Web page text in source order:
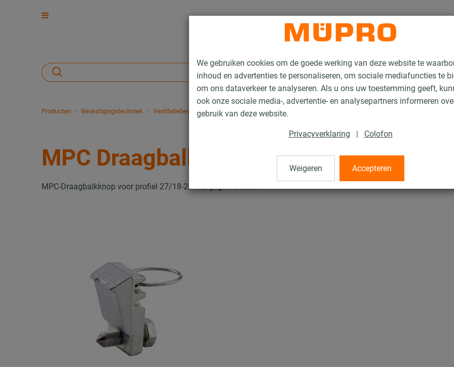
We gebruiken cookies om de goede werking van deze website te
inhoud en advertenties te personaliseren, om sociale mediafuncties te
om ons dataverkeer te analyseren. Als u ons uw toestemming geeft,
ook onze sociale media-, advertentie- en analysepartners informeren
gebruik van deze website.
Privacyverklaring | Colofon
Weigeren Accepteren
Producten Bevestigingstechniek Ventilatiebevestiging Installatierails voor luchtkanaalbevestiging
MPC Draagbalkknop
MPC-Draagbalkknop voor profiel 27/18-28/30, gegalvaniseerd